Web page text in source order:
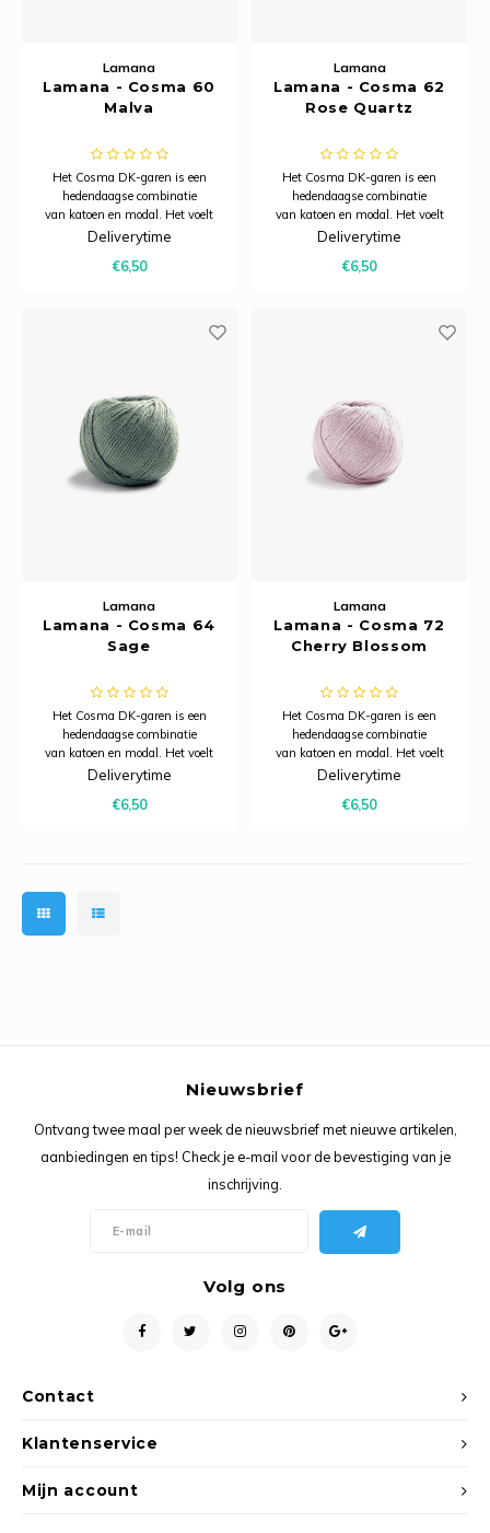
Lamana
Lamana - Cosma 60
Malva
Het Cosma DK-garen is een
hedendaagse combinatie
van katoen en modal. Het voelt
heerlijk zacht aan, heeft een
model is het bijzonder ademend.
Deliverytime
€6,50
Lamana
Lamana - Cosma 62
Rose Quartz
Het Cosma DK-garen is een
hedendaagse combinatie
van katoen en modal. Het voelt
heerlijk zacht aan, heeft een
model is het bijzonder ademend.
Deliverytime
€6,50
Lamana
Lamana - Cosma 64
Sage
Het Cosma DK-garen is een
hedendaagse combinatie
van katoen en modal. Het voelt
heerlijk zacht aan, heeft een
model is het bijzonder ademend.
Deliverytime
€6,50
Lamana
Lamana - Cosma 72
Cherry Blossom
Het Cosma DK-garen is een
hedendaagse combinatie
van katoen en modal. Het voelt
heerlijk zacht aan, heeft een
model is het bijzonder ademend.
Deliverytime
€6,50
Contact
Nieuwsbrief
Ontvang twee maal per week de nieuwsbrief met nieuwe artikelen,
aanbiedingen en tips! Check je e-mail voor de bevestiging van je
inschrijving.
Volg ons
Klantenservice
Mijn account